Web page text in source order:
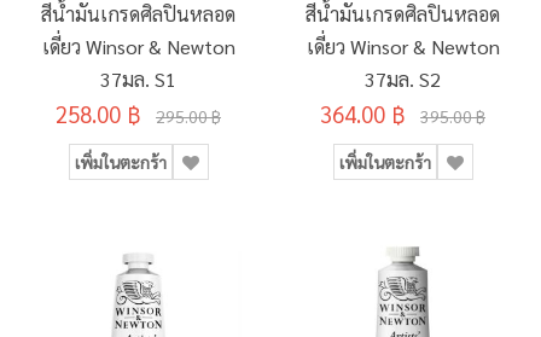
สีน้ำมันเกรดศิลปินหลอด
เดี่ยว Winsor & Newton
37มล. S1
258.00 ฿ 295.00 ฿
เพิ่มในตะกร้า
สีน้ำมันเกรดศิลปินหลอด
เดี่ยว Winsor & Newton
37มล. S2
364.00 ฿ 395.00 ฿
เพิ่มในตะกร้า